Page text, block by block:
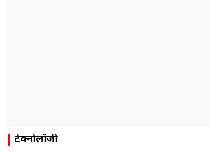
टेक्नोलॉजी